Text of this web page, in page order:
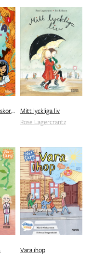
Astera och basketskorna
Mitt lyckliga liv
Rose Lagercrantz
Vara ihop